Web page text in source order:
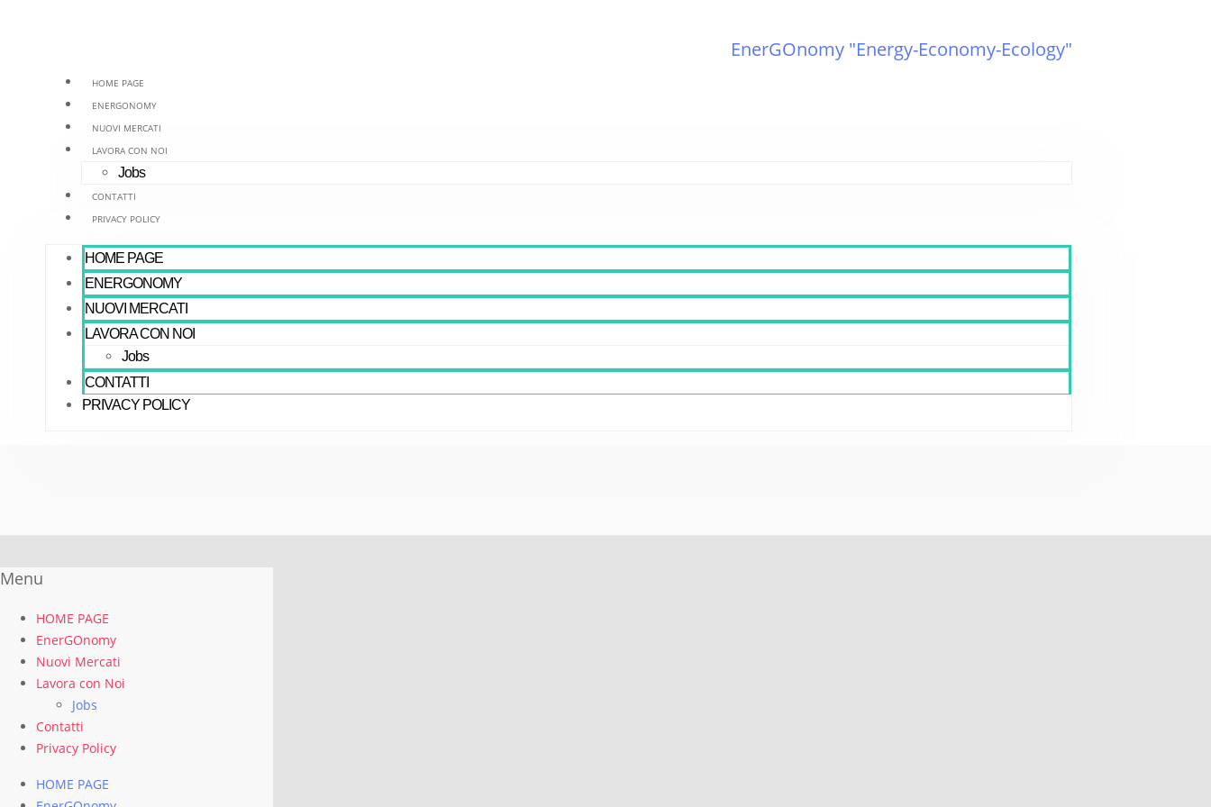
EnerGOnomy "Energy-Economy-Ecology"
HOME PAGE
ENERGONOMY
NUOVI MERCATI
LAVORA CON NOI
Jobs
CONTATTI
PRIVACY POLICY
HOME PAGE
ENERGONOMY
NUOVI MERCATI
LAVORA CON NOI
Jobs
CONTATTI
PRIVACY POLICY
Menu
HOME PAGE
EnerGOnomy
Nuovi Mercati
Lavora con Noi
Jobs
Contatti
Privacy Policy
HOME PAGE